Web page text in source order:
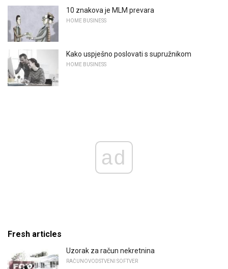
10 znakova je MLM prevara
HOME BUSINESS
Kako uspješno poslovati s supružnikom
HOME BUSINESS
ad
Fresh articles
Uzorak za račun nekretnina
RAČUNOVODSTVENI SOFTVER